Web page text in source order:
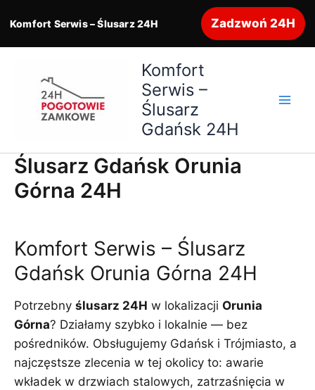
Komfort Serwis – Ślusarz 24H Zadzwoń 24H
Komfort
Serwis –
Ślusarz
Gdańsk 24H
Ślusarz Gdańsk Orunia
Górna 24H
Komfort Serwis – Ślusarz
Gdańsk Orunia Górna 24H
Potrzebny ślusarz 24H w lokalizacji Orunia
Górna? Działamy szybko i lokalnie — bez
pośredników. Obsługujemy Gdańsk i Trójmiasto, a
najczęstsze zlecenia w tej okolicy to: awarie
wkładek w drzwiach stalowych, zatrzaśnięcia w